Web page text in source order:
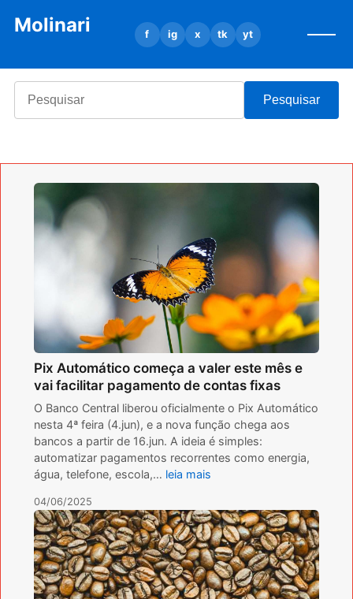
Molinari f ig x tk yt
Pesquisar
Pix Automático começa a valer este mês e
vai facilitar pagamento de contas fixas
O Banco Central liberou oficialmente o Pix Automático
nesta 4ª feira (4.jun), e a nova função chega aos
bancos a partir de 16.jun. A ideia é simples:
automatizar pagamentos recorrentes como energia,
água, telefone, escola,… leia mais
04/06/2025